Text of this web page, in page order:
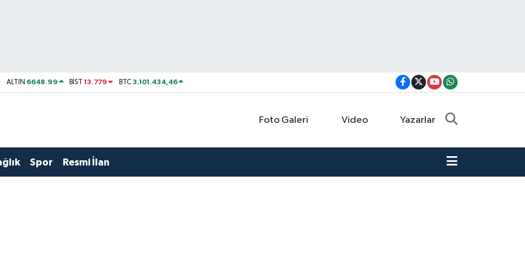
ALTIN 6648.99 BİST13.779 BTC3.101.434,46
Foto Galeri Video Yazarlar
Spor Resmi İlan